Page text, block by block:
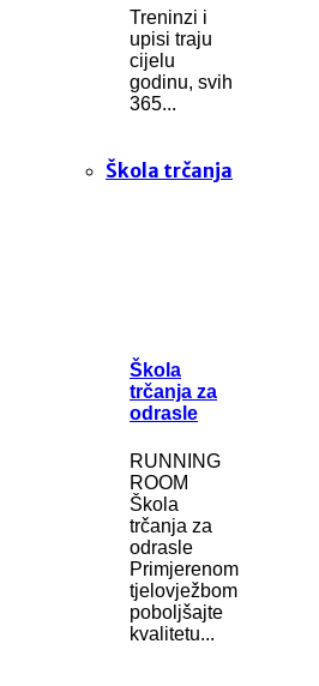
Treninzi i
upisi traju
cijelu
godinu, svih
365...
Škola trčanja
Škola
trčanja za
odrasle
RUNNING
ROOM
Škola
trčanja za
odrasle
Primjerenom
tjelovježbom
poboljšajte
kvalitetu...